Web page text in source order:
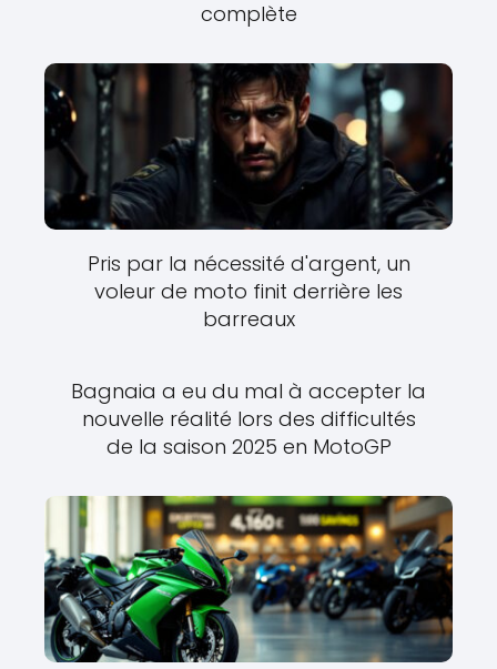
complète
Pris par la nécessité d'argent, un
voleur de moto finit derrière les
barreaux
Bagnaia a eu du mal à accepter la
nouvelle réalité lors des difficultés
de la saison 2025 en MotoGP